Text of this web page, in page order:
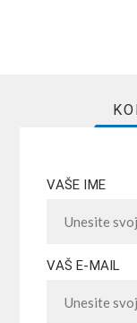
VAŠE IME
VAŠ E-MAIL